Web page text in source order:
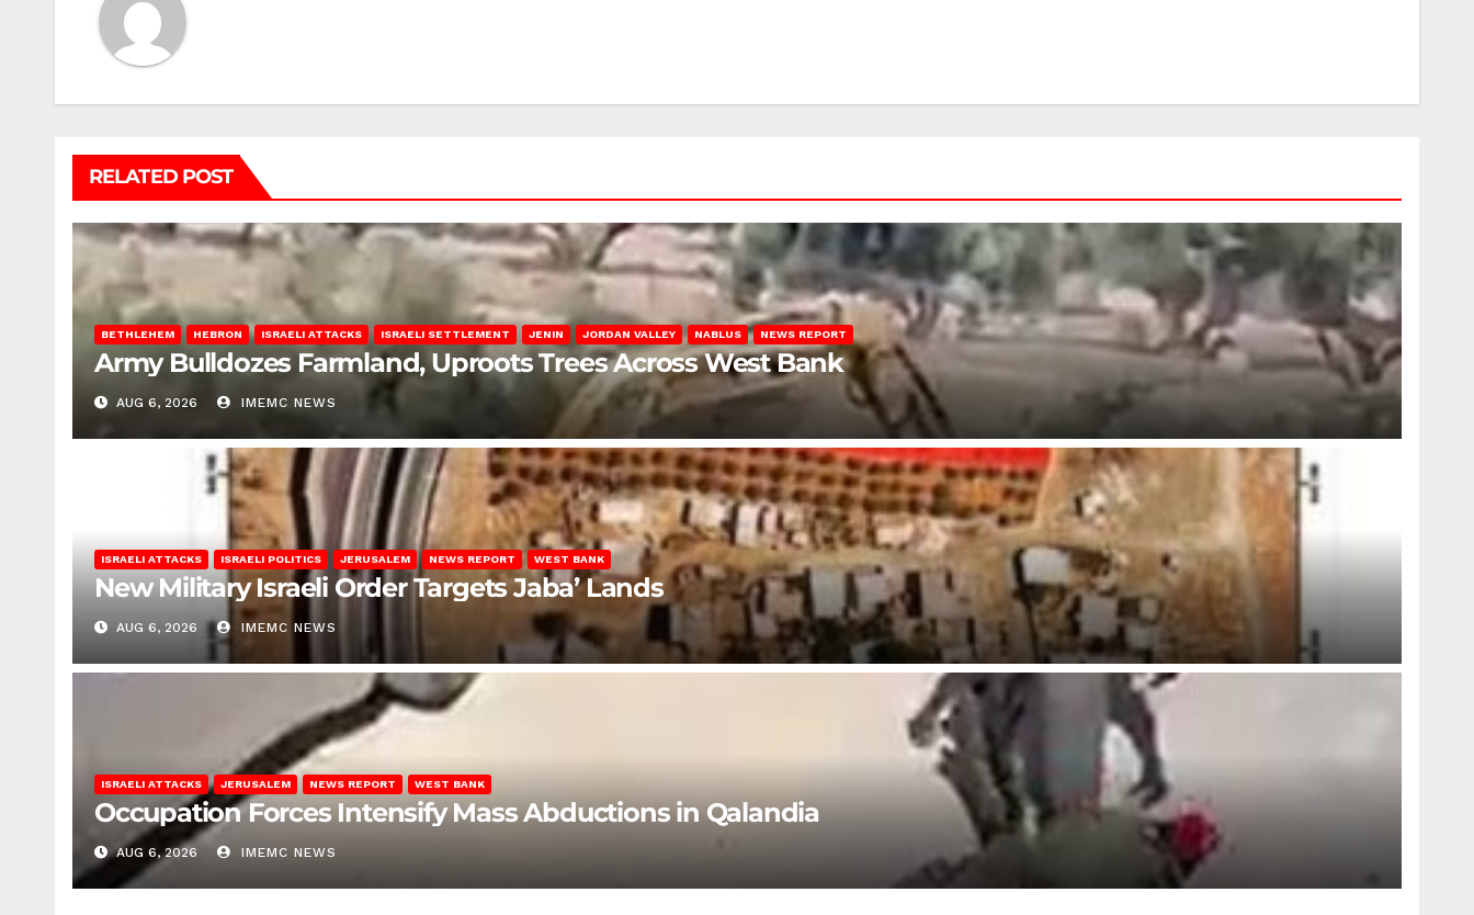
RELATED POST
BETHLEHEM HEBRON ISRAELI ATTACKS ISRAELI SETTLEMENT JENIN JORDAN VALLEY NABLUS NEWS REPORT
Army Bulldozes Farmland, Uproots Trees Across West Bank
AUG 6, 2026 IMEMC NEWS
ISRAELI ATTACKS ISRAELI POLITICS JERUSALEM NEWS REPORT WEST BANK
New Military Israeli Order Targets Jaba’ Lands
AUG 6, 2026 IMEMC NEWS
ISRAELI ATTACKS JERUSALEM NEWS REPORT WEST BANK
Occupation Forces Intensify Mass Abductions in Qalandia
AUG 6, 2026 IMEMC NEWS